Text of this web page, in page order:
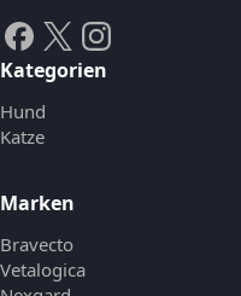
Kategorien
Hund
Katze
Marken
Bravecto
Vetalogica